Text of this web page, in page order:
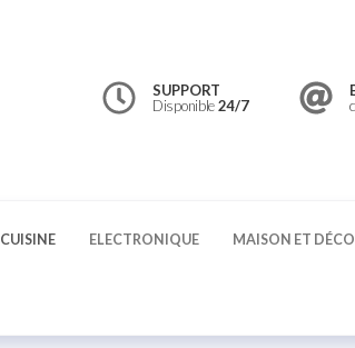
QUALITE
SUPPORT
Disponible24/7
CUISINE ELECTRONIQUE MAISON ET